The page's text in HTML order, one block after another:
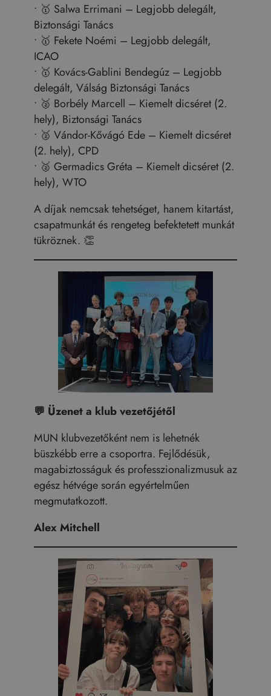
• 🥇 Salwa Errimani – Legjobb delegált,
Biztonsági Tanács
• 🥇 Fekete Noémi – Legjobb delegált,
ICAO
• 🥇 Kovács-Gablini Bendegúz – Legjobb
delegált, Válság Biztonsági Tanács
• 🥈 Borbély Marcell – Kiemelt dicséret (2.
hely), Biztonsági Tanács
• 🥈 Vándor-Kővágó Ede – Kiemelt dicséret
(2. hely), CPD
• 🥈 Germadics Gréta – Kiemelt dicséret (2.
hely), WTO
A díjak nemcsak tehetséget, hanem kitartást,
csapatmunkát és rengeteg befektetett munkát
tükröznek. 👏
💬 Üzenet a klub vezetőjétől
MUN klubvezetőként nem is lehetnék
büszkébb erre a csoportra. Fejlődésük,
magabiztosságuk és professzionalizmusuk az
egész hétvége során egyértelműen
megmutatkozott.
Alex Mitchell